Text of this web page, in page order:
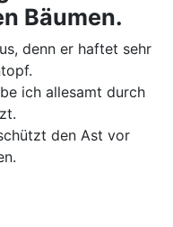
Bäumen.
denn er haftet sehr
ich allesamt durch
den Ast vor